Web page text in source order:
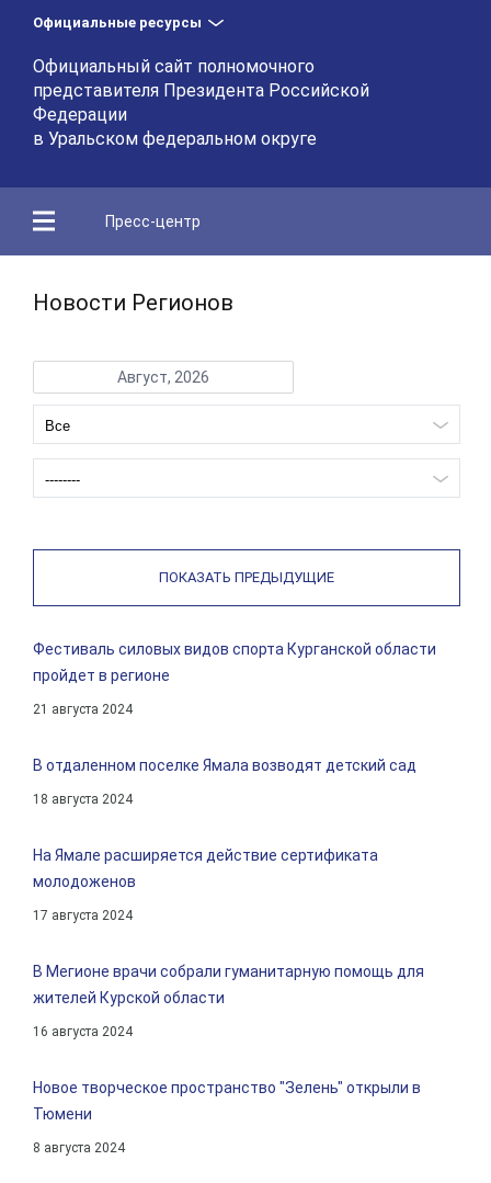
Официальные ресурсы
Официальный сайт полномочного
представителя Президента Российской
Федерации
в Уральском федеральном округе
Пресс-центр
Новости Регионов
Август, 2026
ПОКАЗАТЬ ПРЕДЫДУЩИЕ
Фестиваль силовых видов спорта Курганской области
пройдет в регионе
21 августа 2024
В отдаленном поселке Ямала возводят детский сад
18 августа 2024
На Ямале расширяется действие сертификата
молодоженов
17 августа 2024
В Мегионе врачи собрали гуманитарную помощь для
жителей Курской области
16 августа 2024
Новое творческое пространство "Зелень" открыли в
Тюмени
8 августа 2024